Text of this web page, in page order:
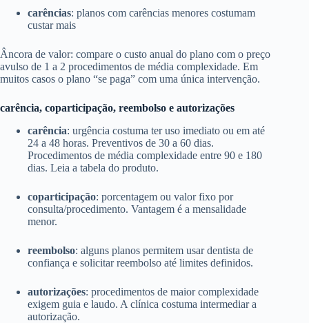
carências: planos com carências menores costumam
custar mais
Âncora de valor: compare o custo anual do plano com o preço
avulso de 1 a 2 procedimentos de média complexidade. Em
muitos casos o plano “se paga” com uma única intervenção.
carência, coparticipação, reembolso e autorizações
carência: urgência costuma ter uso imediato ou em até
24 a 48 horas. Preventivos de 30 a 60 dias.
Procedimentos de média complexidade entre 90 e 180
dias. Leia a tabela do produto.
coparticipação: porcentagem ou valor fixo por
consulta/procedimento. Vantagem é a mensalidade
menor.
reembolso: alguns planos permitem usar dentista de
confiança e solicitar reembolso até limites definidos.
autorizações: procedimentos de maior complexidade
exigem guia e laudo. A clínica costuma intermediar a
autorização.